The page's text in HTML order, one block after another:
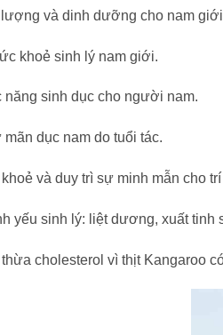
lượng và dinh dưỡng cho nam
khoẻ sinh lý nam giới.
năng sinh dục cho người nam.
dục nam do tuổi tác.
và duy trì sự minh mẫn cho trí
yếu sinh lý: liệt dương, xuất
cholesterol vì thịt Kangaroo